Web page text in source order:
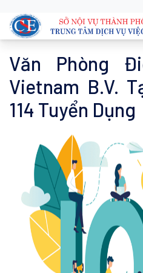
Văn Phòng
Vietnam B.V.
114 Tuyển Dụng